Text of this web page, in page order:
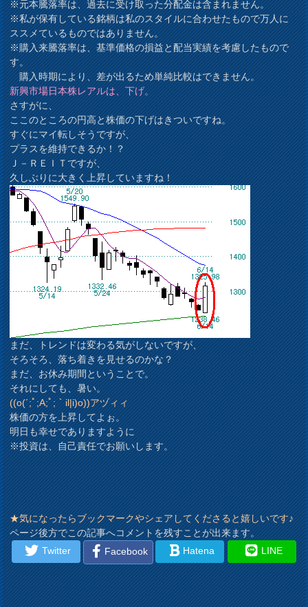
※元本騰落率は、過去に受け取った分配金は含まれません。
※私が保有している銘柄は私のスタイルに合わせたもので万人に
ススメているものではありません。
※購入来騰落率は、基準価格の損益と配当実績を考慮したもので
す。
購入時期により、差が出るため単純比較はできません。
新興市場日本株レアルは、下げ。
さすがに、
ここのところの円高と株価の下げはきついですね。
すぐにマイ転しそうですが、
プラスを維持できるか！？
Ｊ－ＲＥＩＴですが、
久しぶりに大きく上昇していますね！
まだ、トレンドは変わる気がしないですが、
そろそろ、落ち着きを見せるのかな？
まだ、お休み期間ということで。
それにしても、暑い。
((o(´;ﾟ;A;ﾟ;｀il|i)o))アヅィィ
株価の方を上昇してよぉ。
明日も幸せでありますように
※投資は、自己責任でお願いします。
★気になったらブックマークやシェアしてくださると嬉しいです♪
ページ後方でこの記事へコメントを残すことが出来ます。
Twitter
Facebook Hatena LINE